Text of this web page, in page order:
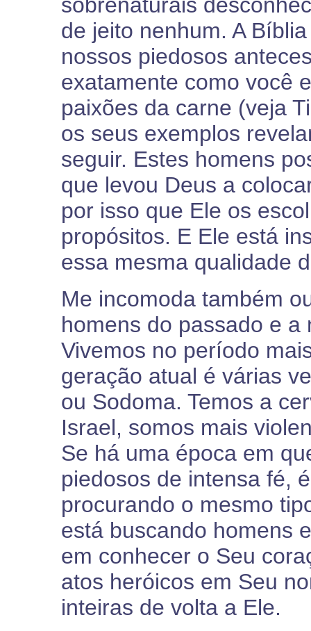
sobrenaturais
de jeito nenhum. A
nossos piedosos
exatamente como você
paixões da carne (veja
os seus exemplos
seguir. Estes homens
que levou Deus a
por isso que Ele os
propósitos. E Ele está
essa mesma qualidade
Me incomoda também
homens do passado e
Vivemos no período
geração atual é várias
ou Sodoma. Temos a
Israel, somos mais
Se há uma época em
piedosos de intensa fé,
procurando o mesmo
está buscando homens
em conhecer o Seu
atos heróicos em Seu
inteiras de volta a Ele.